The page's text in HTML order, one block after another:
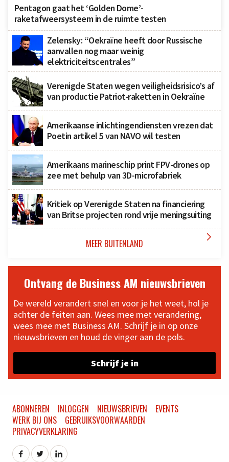
Pentagon gaat het ‘Golden Dome’-
raketafweersysteem in de ruimte testen
Zelensky: “Oekraïne heeft door Russische
aanvallen nog maar weinig
elektriciteitscentrales”
Verenigde Staten wegen veiligheidsrisico’s af
van productie Patriot-raketten in Oekraïne
Amerikaanse inlichtingendiensten vrezen dat
Poetin artikel 5 van NAVO wil testen
Amerikaans marineschip print FPV-drones op
zee met behulp van 3D-microfabriek
Kritiek op Verenigde Staten na financiering
van Britse projecten rond vrije meningsuiting
MEER BUITENLAND 
Ontvang de Business AM nieuwsbrieven
De wereld verandert snel en voor je het weet, hol je
achter de feiten aan. Wees mee met verandering,
wees mee met Business AM. Schrijf je in op onze
nieuwsbrieven en houd de vinger aan de pols.
Schrijf je in
ABONNEREN INLOGGEN NIEUWSBRIEVEN
EVENTS
WERK BIJ ONS
GEBRUIKSVOORWAARDEN
PRIVACYVERKLARING